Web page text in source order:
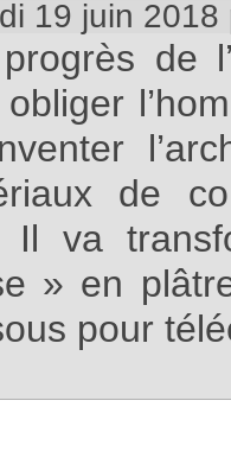
19 juin 2018
de
obliger
de
Il va
» en
pour